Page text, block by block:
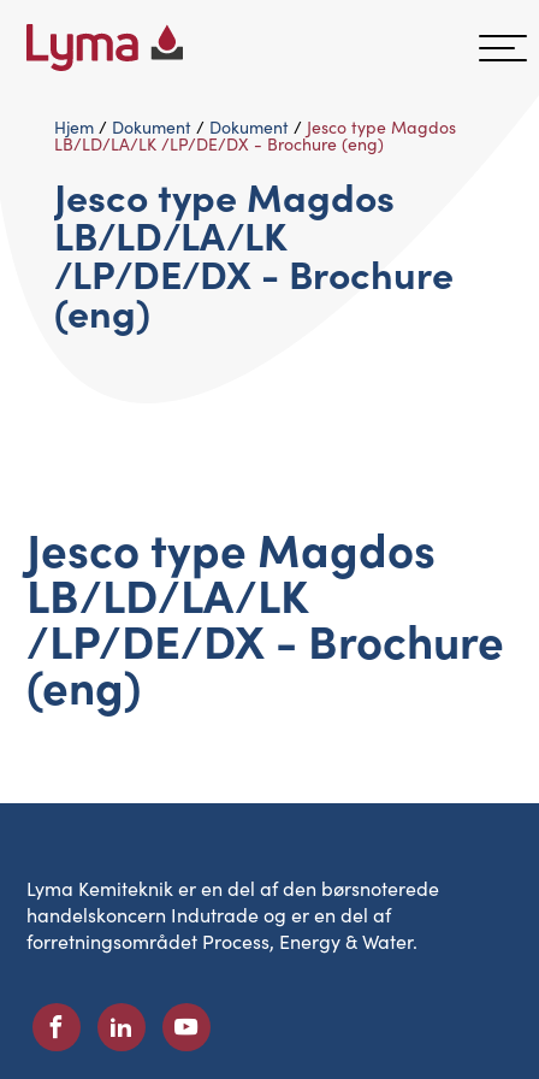
Hjem/ Dokument/ Dokument/ Jesco type Magdos
LB/LD/LA/LK /LP/DE/DX - Brochure (eng)
Jesco type Magdos
LB/LD/LA/LK
/LP/DE/DX - Brochure
(eng)
Jesco type Magdos
LB/LD/LA/LK
/LP/DE/DX - Brochure
(eng)
Lyma Kemiteknik er en del af den børsnoterede
handelskoncern Indutrade og er en del af
forretningsområdet Process, Energy & Water.